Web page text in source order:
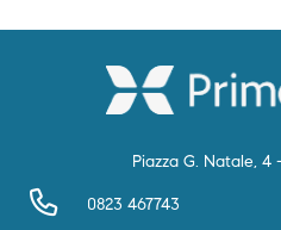
Piazza G. Natale, 4
0823 467743